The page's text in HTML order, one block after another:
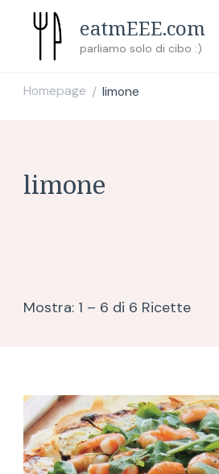
eatmEEE.com
parliamo solo di cibo :)
Homepage / limone
limone
Mostra: 1 – 6 di 6 Ricette